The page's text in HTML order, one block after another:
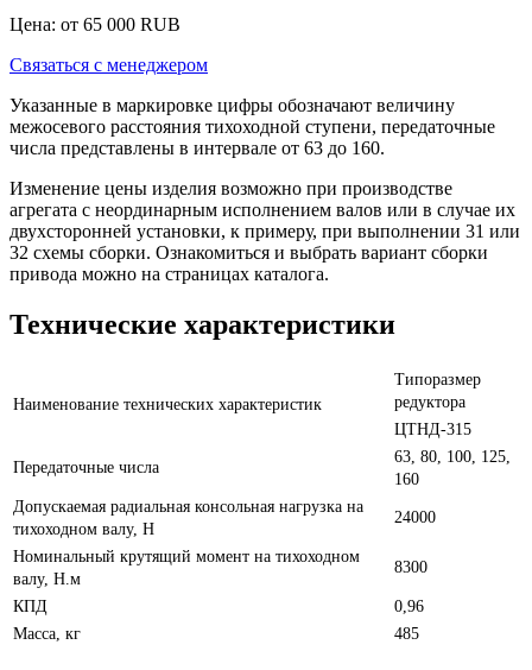
Цена: от 65 000 RUB
Связаться с менеджером
Указанные в маркировке цифры обозначают величину
межосевого расстояния тихоходной ступени, передаточные
числа представлены в интервале от 63 до 160.
Изменение цены изделия возможно при производстве
агрегата с неординарным исполнением валов или в случае их
двухсторонней установки, к примеру, при выполнении 31 или
32 схемы сборки. Ознакомиться и выбрать вариант сборки
привода можно на страницах каталога.
Технические характеристики
Наименование технических характеристик
Типоразмер
редуктора
ЦТНД-315
Передаточные числа
63, 80, 100, 125,
160
Допускаемая радиальная консольная нагрузка на
тихоходном валу, Н
24000
Номинальный крутящий момент на тихоходном
валу, Н.м
8300
КПД
0,96
Масса, кг
485